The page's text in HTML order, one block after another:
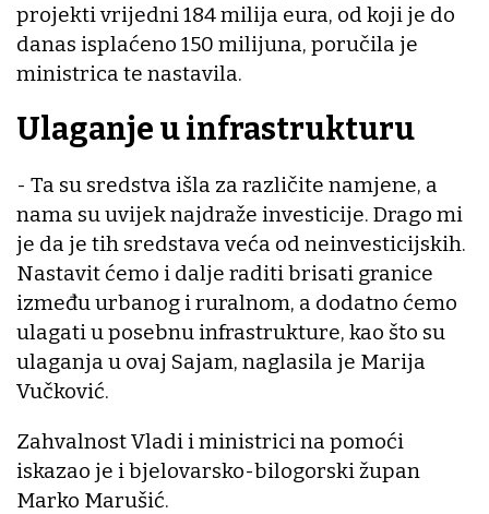
projekti vrijedni 184 milija eura, od koji je do
danas isplaćeno 150 milijuna, poručila je
ministrica te nastavila.
Ulaganje u infrastrukturu
- Ta su sredstva išla za različite namjene, a
nama su uvijek najdraže investicije. Drago mi
je da je tih sredstava veća od neinvesticijskih.
Nastavit ćemo i dalje raditi brisati granice
između urbanog i ruralnom, a dodatno ćemo
ulagati u posebnu infrastrukture, kao što su
ulaganja u ovaj Sajam, naglasila je Marija
Vučković.
Zahvalnost Vladi i ministrici na pomoći
iskazao je i bjelovarsko-bilogorski župan
Marko Marušić.